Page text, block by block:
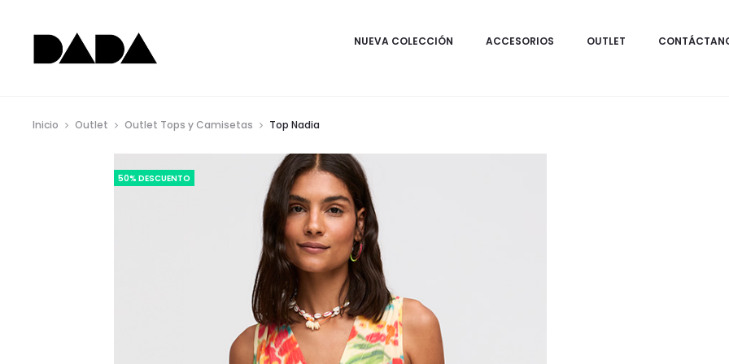
NUEVA COLECCIÓN ACCESORIOS OUTLET
Inicio Outlet Outlet Tops y Camisetas Top Nadia
50% DESCUENTO